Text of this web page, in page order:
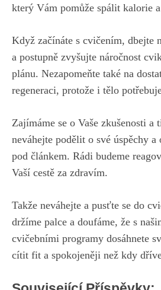
který Vám pomůže spálit kalorie
Když začínáte s cvičením, dbejte
a postupně zvyšujte‍ náročnost
plánu. Nezapomeňte také na
regeneraci, protože i⁢ tělo
Zajímáme ‍se⁣ o Vaše zkušenosti a
neváhejte podělit o své úspěchy
pod článkem. Rádi ⁤budeme
Vaší ‍cestě⁤ za zdravím.
Takže neváhejte‌ a pusťte se do
držíme palce a ‌doufáme, že s
⁣cvičebními programy dosáhnete
cítit ‍fit a spokojeněji než kdy